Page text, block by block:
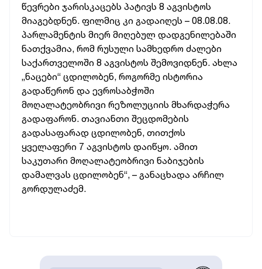
წევრები ჯარისკაცებს პატივს 8 აგვისტოს
მიაგებდნენ. ფილმიც კი გადაიღეს – 08.08.08.
პარლამენტის მიერ მიღებულ დადგენილებაში
ნათქვამია, რომ რუსული სამხედრო ძალები
საქართველოში 8 აგვისტოს შემოვიდნენ. ახლა
„ნაცები“ ცდილობენ, როგორმე ისტორია
გადაწერონ და ევროსაბჭოში
მოღალატეობრივი რეზოლუციის მხარდაჭერა
გადაფარონ. თავიანთი შეცდომების
გადასაფარად ცდილობენ, თითქოს
ყველაფერი 7 აგვისტოს დაიწყო. ამით
საკუთარი მოღალატეობრივი ნაბიჯების
დამალვას ცდილობენ“, – განაცხადა არჩილ
გორდულაძემ.